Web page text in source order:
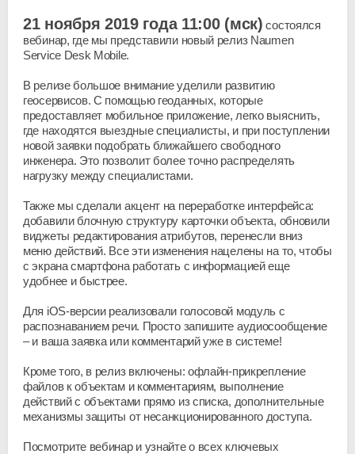
21 ноября 2019 года 11:00 (мск) состоялся
вебинар, где мы представили новый релиз Naumen
Service Desk Mobile.
В релизе большое внимание уделили развитию
геосервисов. С помощью геоданных, которые
предоставляет мобильное приложение, легко выяснить,
где находятся выездные специалисты, и при поступлении
новой заявки подобрать ближайшего свободного
инженера. Это позволит более точно распределять
нагрузку между специалистами.
Также мы сделали акцент на переработке интерфейса:
добавили блочную структуру карточки объекта, обновили
виджеты редактирования атрибутов, перенесли вниз
меню действий. Все эти изменения нацелены на то, чтобы
с экрана смартфона работать с информацией еще
удобнее и быстрее.
Для iOS-версии реализовали голосовой модуль с
распознаванием речи. Просто запишите аудиосообщение
– и ваша заявка или комментарий уже в системе!
Кроме того, в релиз включены: офлайн-прикрепление
файлов к объектам и комментариям, выполнение
действий с объектами прямо из списка, дополнительные
механизмы защиты от несанкционированного доступа.
Посмотрите вебинар и узнайте о всех ключевых